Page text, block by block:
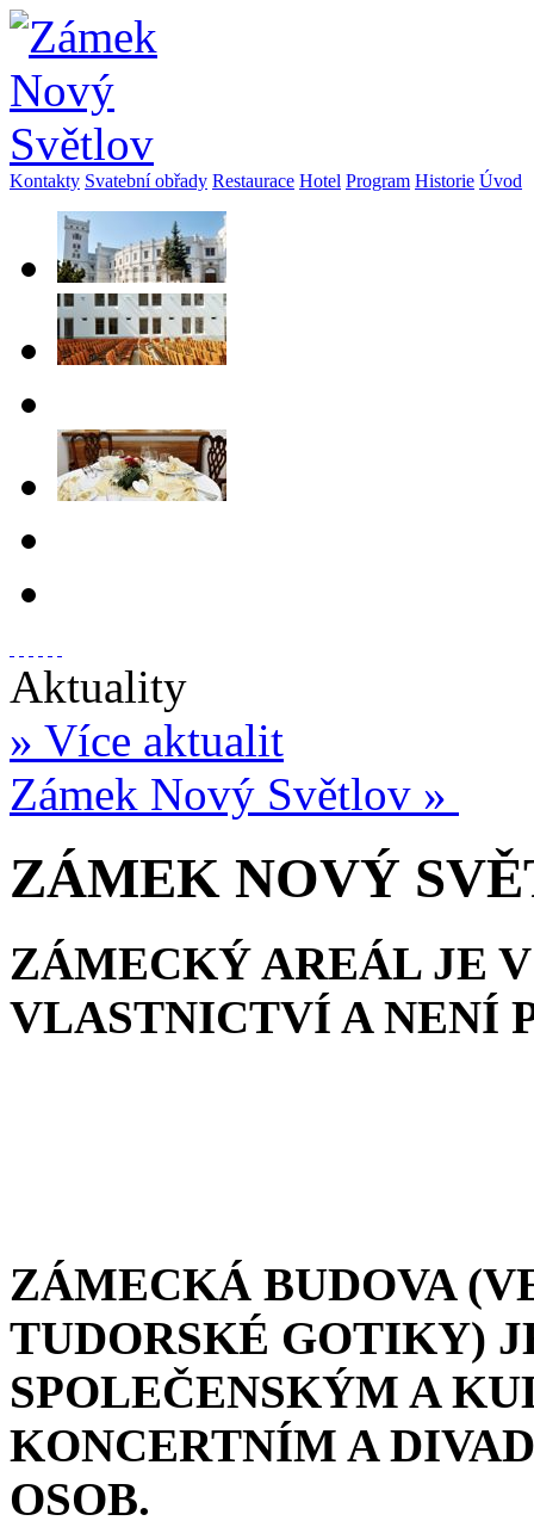
Kontakty Svatební obřady Restaurace Hotel Program Historie Úvod
Aktuality
» Více aktualit
Zámek Nový Světlov »
ZÁMEK NOVÝ
ZÁMECKÝ AREÁL JE
VLASTNICTVÍ A NENÍ
ZÁMECKÁ BUDOVA
TUDORSKÉ GOTIKY)
SPOLEČENSKÝM A
KONCERTNÍM A
OSOB.